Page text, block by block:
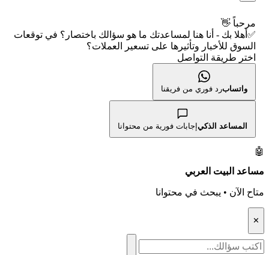
🇺🇸 متى يفتح السوق الأمريكي؟
🛠️ كل الأدوات
سياسة الخصوصية
مرحباً 👋
✅أهلا بك - أنا هنا لمساعدتك ما هو سؤالك باختصار؟ في توقعات
السوق للأخبار وتأثيرها على تسعير العملات؟
اختر طريقة التواصل
واتسابرد فوري من فريقنا
المساعد الذكي إجابات فورية من محتوانا
🤖
مساعد البيت العربي
متاح الآن • يبحث في محتوانا
✕